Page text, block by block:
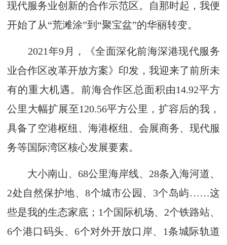
现代服务业创新的合作示范区。自那时起，我便
开始了从“荒滩涂”到“聚宝盆”的华丽转变。
2021年9月，《全面深化前海深港现代服务
业合作区改革开放方案》印发，我迎来了前所未
有的重大机遇。前海合作区总面积由14.92平方
公里大幅扩展至120.56平方公里，扩容后的我，
具备了空港枢纽、海港枢纽、会展商务、现代服
务等国际湾区核心发展要素。
大小南山、68公里海岸线、28条入海河道、
2处自然保护地、8个城市公园、3个岛屿……这
些是我的生态家底；1个国际机场、2个铁路站、
6个港口码头、6个对外开放口岸、1条城际轨道